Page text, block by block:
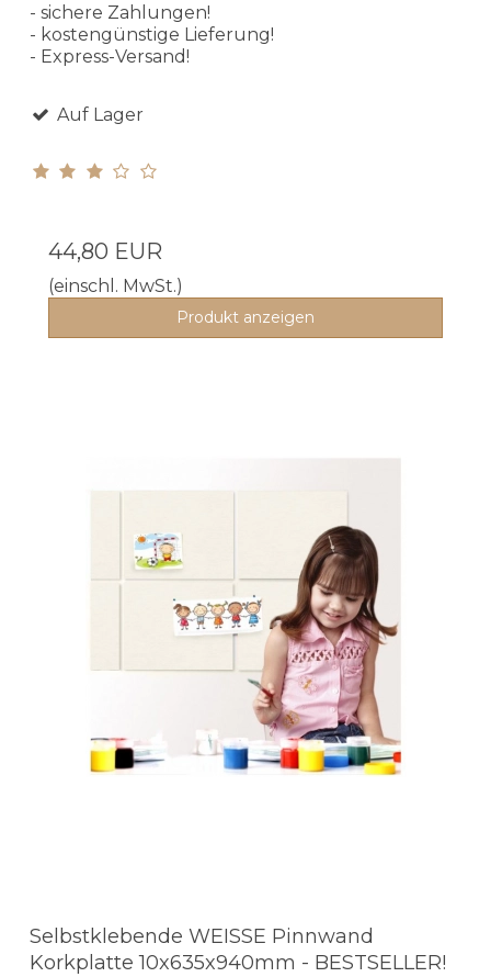
- sichere Zahlungen!
- kostengünstige Lieferung!
- Express-Versand!
Auf Lager
44,80 EUR
(einschl. MwSt.)
Produkt anzeigen
Selbstklebende WEISSE Pinnwand
Korkplatte 10x635x940mm - BESTSELLER!